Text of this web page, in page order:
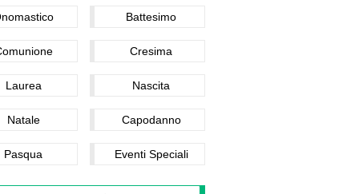
Battesimo
Cresima
Laurea Nascita
Natale Capodanno
Pasqua Eventi Speciali